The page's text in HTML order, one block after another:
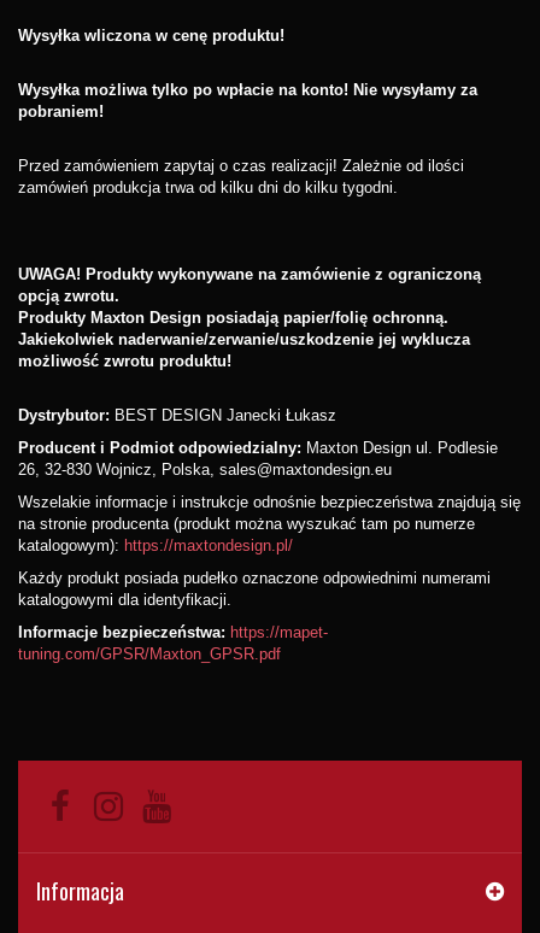
Wysyłka wliczona w cenę produktu!
Wysyłka możliwa tylko po wpłacie na konto! Nie wysyłamy za
pobraniem!
Przed zamówieniem zapytaj o czas realizacji! Zależnie od ilości
zamówień produkcja trwa od kilku dni do kilku tygodni.
UWAGA! Produkty wykonywane na zamówienie z ograniczoną
opcją zwrotu.
Produkty Maxton Design posiadają papier/folię ochronną.
Jakiekolwiek naderwanie/zerwanie/uszkodzenie jej wyklucza
możliwość zwrotu produktu!
Dystrybutor: BEST DESIGN Janecki Łukasz
Producent i Podmiot odpowiedzialny: Maxton Design ul. Podlesie
26, 32-830 Wojnicz, Polska, sales@maxtondesign.eu
Wszelakie informacje i instrukcje odnośnie bezpieczeństwa znajdują się
na stronie producenta (produkt można wyszukać tam po numerze
katalogowym): https://maxtondesign.pl/
Każdy produkt posiada pudełko oznaczone odpowiednimi numerami
katalogowymi dla identyfikacji.
Informacje bezpieczeństwa: https://mapet-
tuning.com/GPSR/Maxton_GPSR.pdf
Informacja